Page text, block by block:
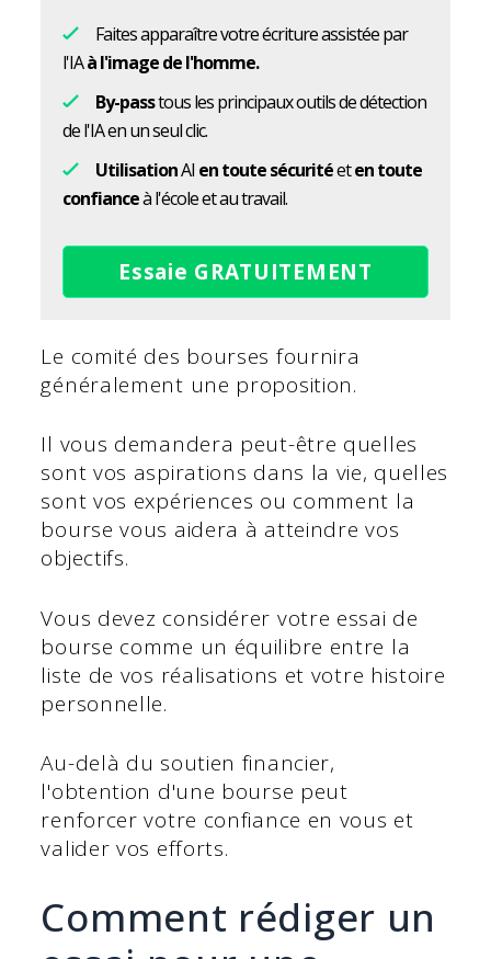
Faites apparaître votre écriture assistée par
l'IAà l'image de l'homme.
By-passtous les principaux outils de détection
de l'IA en un seul clic.
UtilisationAI en toute sécuritéeten toute
confianceà l'école et au travail.
Essaie GRATUITEMENT
Le comité des bourses fournira
généralement une proposition.
Il vous demandera peut-être quelles
sont vos aspirations dans la vie, quelles
sont vos expériences ou comment la
bourse vous aidera à atteindre vos
objectifs.
Vous devez considérer votre essai de
bourse comme un équilibre entre la
liste de vos réalisations et votre histoire
personnelle.
Au-delà du soutien financier,
l'obtention d'une bourse peut
renforcer votre confiance en vous et
valider vos efforts.
Comment rédiger un